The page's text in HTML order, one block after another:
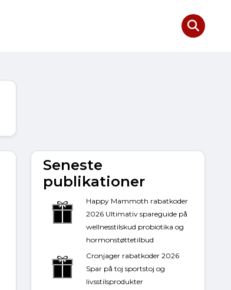
Seneste
publikationer
Happy Mammoth rabatkoder
2026 Ultimativ spareguide på
wellnesstilskud probiotika og
hormonstøttetilbud
Cronjager rabatkoder 2026
Spar på toj sportstoj og
livsstilsprodukter